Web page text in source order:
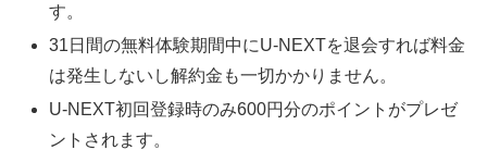
す。
31日間の無料体験期間中にU-NEXTを退会すれば料金
は発生しないし解約金も一切かかりません。
U-NEXT初回登録時のみ600円分のポイントがプレゼ
ントされます。